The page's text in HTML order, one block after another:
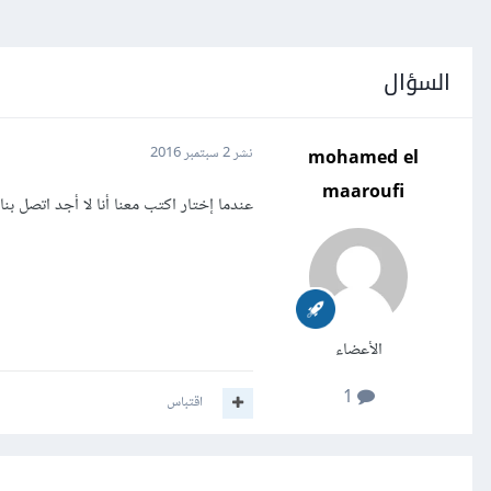
السؤال
mohamed el
maaroufi
الأعضاء
نشر2 سبتمبر 2016
عندما إختار اكتب معنا أنا لا أجد اتصل بنا
اقتباس